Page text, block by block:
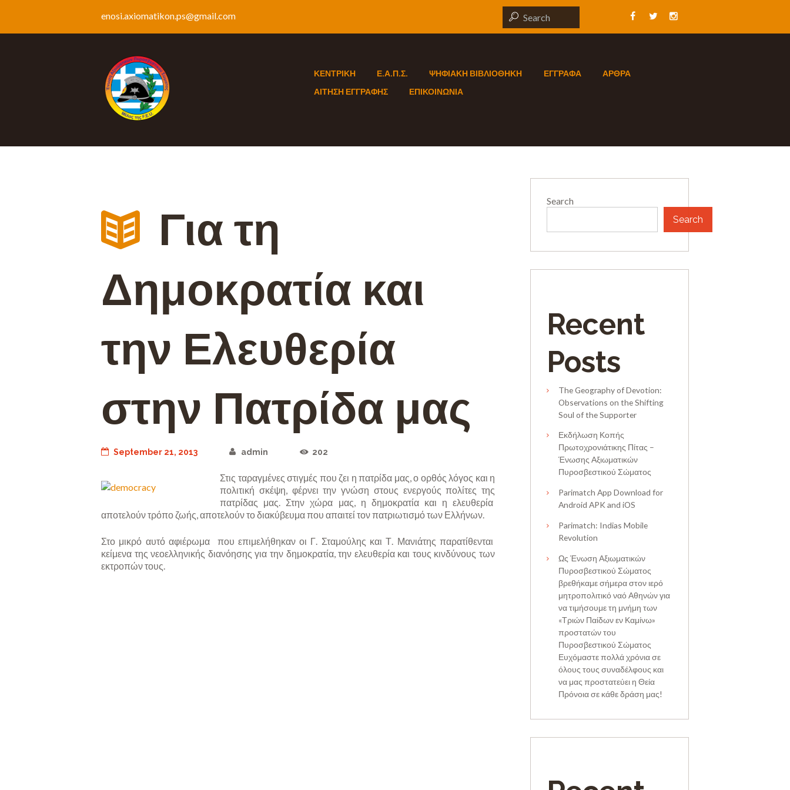
enosi.axiomatikon.ps@gmail.com
ΚΕΝΤΡΙΚΗ Ε.Α.Π.Σ. ΨΗΦΙΑΚΗ ΒΙΒΛΙΟΘΗΚΗ ΕΓΓΡΑΦΑ
ΑΡΘΡΑ
ΑΙΤΗΣΗ ΕΓΓΡΑΦΗΣ
ΕΠΙΚΟΙΝΩΝΙΑ
Για τη
Δημοκρατία και
την Ελευθερία
στην Πατρίδα μας
September 21, 2013 admin 202
Στις ταραγμένες στιγμές που ζει η πατρίδα μας, ο ορθός λόγος και η
πολιτική σκέψη, φέρνει την γνώση στους ενεργούς πολίτες της
πατρίδας μας. Στην χώρα μας, η δημοκρατία και η ελευθερία
αποτελούν τρόπο ζωής, αποτελούν το διακύβευμα που απαιτεί τον πατριωτισμό των Ελλήνων.
Στο μικρό αυτό αφιέρωμα που επιμελήθηκαν οι Γ. Σταμούλης και Τ. Μανιάτης παρατίθενται
κείμενα της νεοελληνικής διανόησης για την δημοκρατία, την ελευθερία και τους κινδύνους των
εκτροπών τους.
Search
Search
Recent
Posts
The Geography of Devotion:
Observations on the Shifting
Soul of the Supporter
Εκδήλωση Κοπής
Πρωτοχρονιάτικης Πίτας –
Ένωσης Αξιωματικών
Πυροσβεστικού Σώματος
Parimatch App Download for
Android APK and iOS
Parimatch: Indias Mobile
Revolution
Ως Ένωση Αξιωματικών
Πυροσβεστικού Σώματος
βρεθήκαμε σήμερα στον ιερό
μητροπολιτικό ναό Αθηνών για
να τιμήσουμε τη μνήμη των
«Τριών Παίδων εν Καμίνω»
προστατών του
Πυροσβεστικού Σώματος
Ευχόμαστε πολλά χρόνια σε
όλους τους συναδέλφους και
να μας προστατεύει η Θεία
Πρόνοια σε κάθε δράση μας!